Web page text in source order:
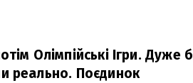
Олімпійські Ігри. Дуже б
реально. Поєдинок